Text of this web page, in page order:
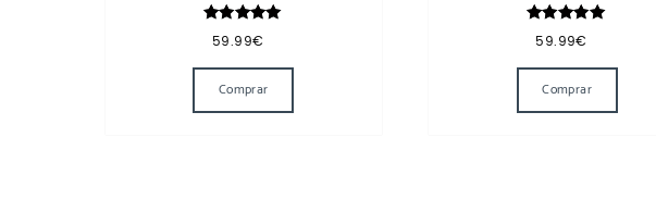
Valorado
con
59.99€
Comprar
Valorado
con
59.99€
Comprar